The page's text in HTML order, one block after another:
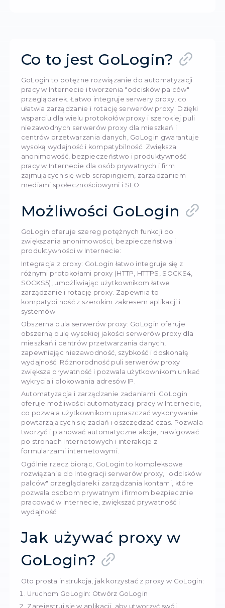
8504
Co to jest GoLogin?
pracy w Internecie i tworzenia "odcisków
przeglądarek. Łatwo integruje serwery proxy,
ułatwia zarządzanie i rotację serwerów proxy.
wsparciu dla wielu protokołów proxy i
niezawodnych serwerów proxy dla mieszkań i
centrów przetwarzania danych, GoLogin
wysoką wydajność i kompatybilność. Zwiększa
anonimowość, bezpieczeństwo i
pracy w Internecie dla osób prywatnych i firm
zajmujących się web scrapingiem,
mediami społecznościowymi i SEO.
Możliwości
GoLogin oferuje szereg potężnych funkcji do
zwiększania anonimowości, bezpieczeństwa i
produktywności w Internecie:
Integracja z proxy: GoLogin łatwo integruje się
różnymi protokołami proxy (HTTP, HTTPS,
SOCKS5), umożliwiając użytkownikom łatwe
zarządzanie i rotację proxy. Zapewnia to
kompatybilność z szerokim zakresem aplikacji
systemów.
Obszerna pula serwerów proxy: GoLogin
obszerną pulę wysokiej jakości serwerów
zapewniając niezawodność, szybkość i
wydajność. Różnorodność puli serwerów proxy
zwiększa prywatność i pozwala użytkownikom
Automatyzacja i zarządzanie zadaniami:
oferuje możliwości automatyzacji pracy w